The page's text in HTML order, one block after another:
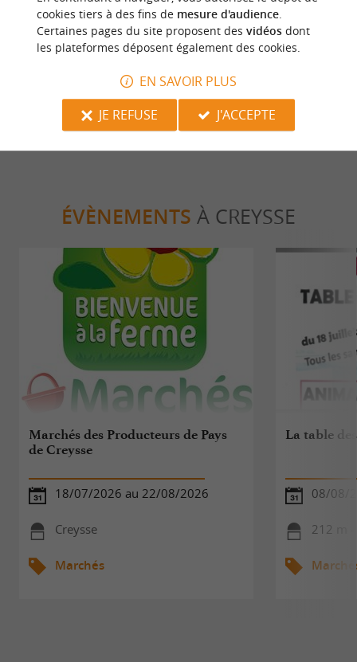
Bergerac et ses incontournables : le
Restaurant
ÉVÈNEMENTS À CREYSSE
Marchés des Producteurs de Pays
de Creysse
18/07/2026 au 22/08/2026
Creysse
Marchés
La table
08/08/
212 m -
cookies tiers à des fins de mesure d'audience.
Certaines pages du site proposent des vidéosdont
les plateformes déposent également des cookies.
EN SAVOIR PLUS
JE REFUSE
J'ACCEPTE